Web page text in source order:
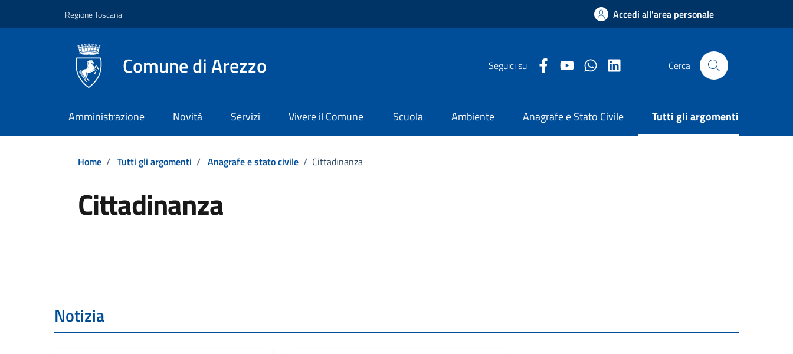
Regione Toscana Accedi all'area personale
Comune di Arezzo Seguici su Facebook Comune di Arezzo
Youtube Comune di Arezzo
Twitter Comune di Arezzo
LinkedIn Comune di Arezzo
Cerca
Amministrazione Novità Servizi Vivere il Comune Scuola Ambiente Anagrafe e Stato Civile Tutti gli argomenti
Home / Tutti gli argomenti / Anagrafe e stato civile / Cittadinanza
Cittadinanza
Notizia